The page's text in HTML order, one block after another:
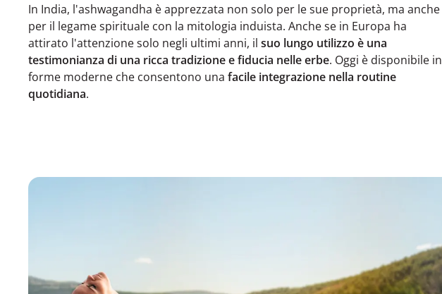
In India, l'ashwagandha è apprezzata non solo per le sue proprietà, ma anche
per il legame spirituale con la mitologia induista. Anche se in Europa ha
attirato l'attenzione solo negli ultimi anni, il suo lungo utilizzo è una
testimonianza di una ricca tradizione e fiducia nelle erbe. Oggi è disponibile in
forme moderne che consentono una facile integrazione nella routine
quotidiana.